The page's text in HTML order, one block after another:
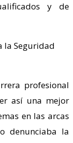
y de
la Seguridad
profesional
así una mejor
en las arcas
denunciaba la